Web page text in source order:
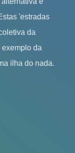
'estradas
da
exemplo da
ilha do nada.